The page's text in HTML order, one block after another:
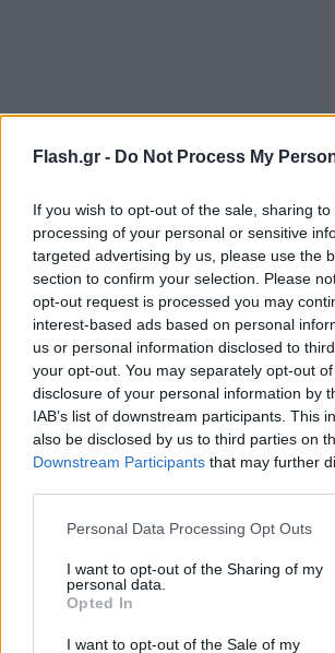
Flash.gr - Do Not Process My
If you wish to opt-out of the sale, sharing
processing of your personal or sensitive
targeted advertising by us, please use the
section to confirm your selection. Please
opt-out request is processed you may
interest-based ads based on personal
us or personal information disclosed to
your opt-out. You may separately opt-out
disclosure of your personal information by
IAB’s list of downstream participants. This
also be disclosed by us to third parties on
Downstream Participants that may further
Please note that this website/app uses one
not limited to your visit or usage behaviour.
grant or deny consent to Google and its
use your data for below specified purposes
consent section.
Personal Data Processing Opt Outs
I want to opt-out of the Sharing of my
personal data.
Opted In
I want to opt-out of the Sale of my